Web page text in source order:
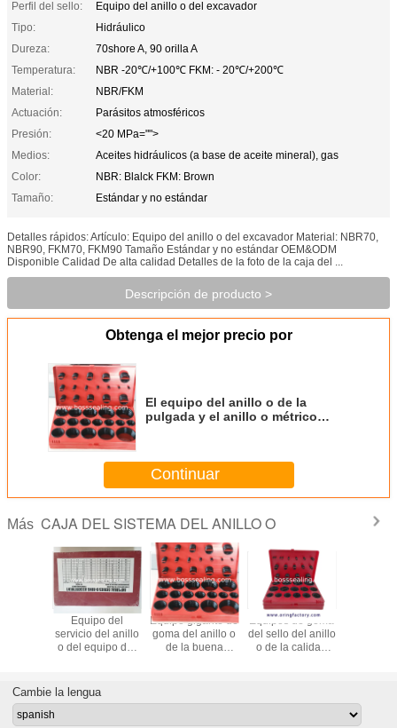
Perfil del sello:
Equipo del anillo o del excavador
Tipo:
Hidráulico
Dureza:
70shore A, 90 orilla A
Temperatura:
NBR -20℃/+100℃ FKM: - 20℃/+200℃
Material:
NBR/FKM
Actuación:
Parásitos atmosféricos
Presión:
<20 MPa="">
Medios:
Aceites hidráulicos (a base de aceite mineral), gas
Color:
NBR: Blalck FKM: Brown
Tamaño:
Estándar y no estándar
Detalles rápidos: Artículo: Equipo del anillo o del excavador Material: NBR70,
NBR90, FKM70, FKM90 Tamaño Estándar y no estándar OEM&ODM
Disponible Calidad De alta calidad Detalles de la foto de la caja del ...
Descripción de producto >
Obtenga el mejor precio por
El equipo del anillo o de la
pulgada y el anillo o métrico
Continuar
Más CAJA DEL SISTEMA DEL ANILLO O
PCS
Equipo del
servicio del anillo
o del equipo del
que vende en el
precio competitivo
Equipo gigante de
goma del anillo o
de la buena
los excavadores
Equipos de goma
del sello del anillo
o de la calidad
KOMATSU
o de
Cambie la lengua